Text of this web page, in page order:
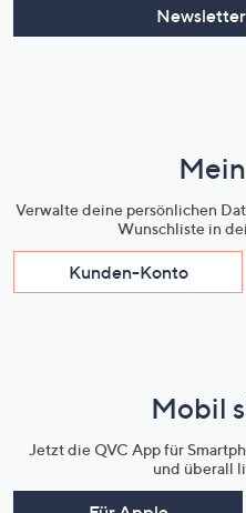
Verwalte deine persönlichen
Wunschliste in
Kunden-Konto
Mobil
Jetzt die QVC App für
und überall